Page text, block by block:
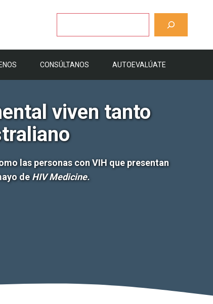
CONSÚLTANOS AUTOEVALÚATE
viven tanto
las personas con VIH que presentan
deHIV Medicine.